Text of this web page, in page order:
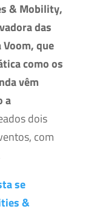
& Mobility,
das
que
como os
vêm
a
dois
com
se
&